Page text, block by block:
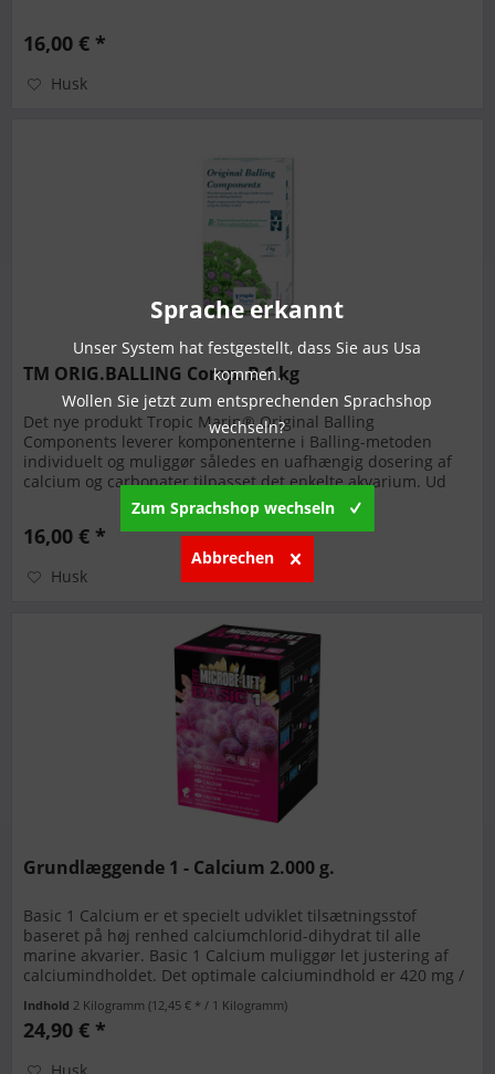
16,00 € *
Husk
TM ORIG.BALLING Comp. B 1 kg
Det nye produkt Tropic Marin® Original Balling
Components leverer komponenterne i Balling-metoden
individuelt og muliggør således en uafhængig dosering af
calcium og carbonater tilpasset det enkelte akvarium. Ud
over calciumchlorid...
16,00 € *
Husk
Grundlæggende 1 - Calcium 2.000 g.
Basic 1 Calcium er et specielt udviklet tilsætningsstof
baseret på høj renhed calciumchlorid-dihydrat til alle
marine akvarier. Basic 1 Calcium muliggør let justering af
calciumindholdet. Det optimale calciumindhold er 420 mg /
Indhold2 Kilogramm(12,45 € * / 1 Kilogramm)
24,90 € *
Sprache erkannt
Unser System hat festgestellt, dass Sie aus Usa
kommen.
Wollen Sie jetzt zum entsprechenden Sprachshop
wechseln?
Zum Sprachshop wechseln
Abbrechen